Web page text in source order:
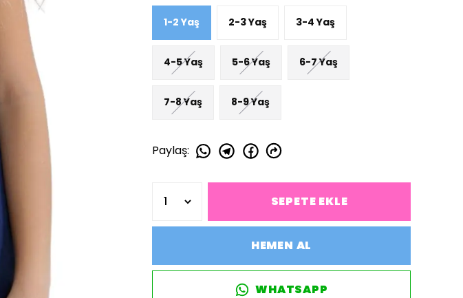
1-2 Yaş 2-3 Yaş 3-4 Yaş
4-5 Yaş 5-6 Yaş 6-7 Yaş
7-8 Yaş 8-9 Yaş
Paylaş:
SEPETE EKLE
HEMEN AL
WHATSAPP